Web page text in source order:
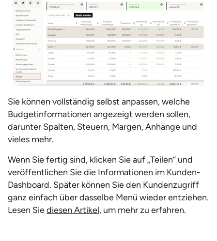
Sie können vollständig selbst anpassen, welche
Budgetinformationen angezeigt werden sollen,
darunter Spalten, Steuern, Margen, Anhänge und
vieles mehr.
Wenn Sie fertig sind, klicken Sie auf „Teilen“ und
veröffentlichen Sie die Informationen im Kunden-
Dashboard. Später können Sie den Kundenzugriff
ganz einfach über dasselbe Menü wieder entziehen.
Lesen Siediesen Artikel, um mehr zu erfahren.